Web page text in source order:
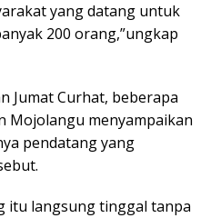
yang datang untuk
200 orang,”ungkap
Jumat Curhat, beberapa
Mojolangu menyampaikan
pendatang yang
itu langsung tinggal tanpa